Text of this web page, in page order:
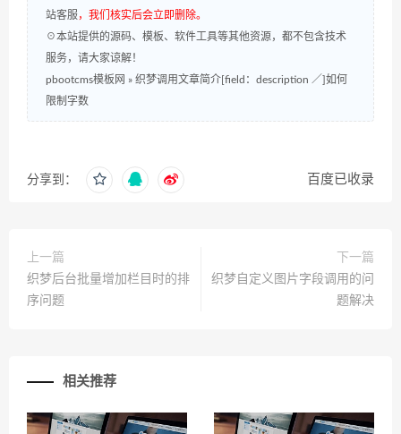
站客服，我们核实后会立即删除。
☉本站提供的源码、模板、软件工具等其他资源，都不包含技术
服务，请大家谅解！
pbootcms模板网 » 织梦调用文章简介[field：description ／]如何
限制字数
分享到： 百度已收录
上一篇
织梦后台批量增加栏目时的排
序问题
下一篇
织梦自定义图片字段调用的问
题解决
相关推荐